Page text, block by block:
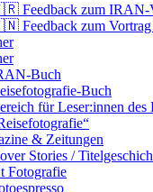
Feedback zum IRAN-
Feedback zum
Buch
Buch
für Leser:innen des
& Zeitungen
Stories /
Fotografie